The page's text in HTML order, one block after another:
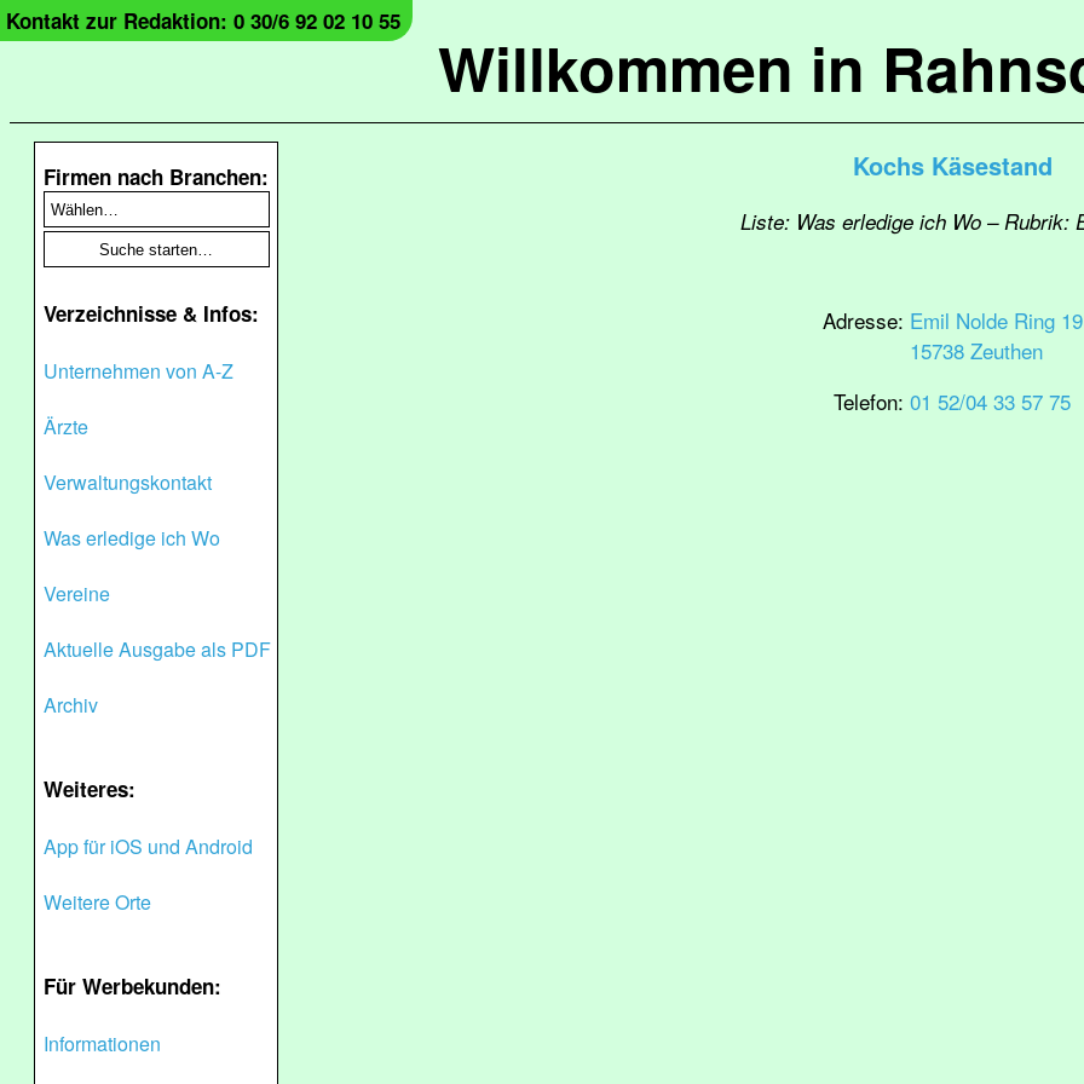
Willkommen in
Kontakt zur Redaktion: 0 30/6 92 02 10 55
Firmen nach Branchen:
Verzeichnisse & Infos:
Unternehmen von A-Z
Ärzte
Verwaltungskontakt
Was erledige ich Wo
Vereine
Aktuelle Ausgabe als PDF
Archiv
Weiteres:
App für iOS und Android
Weitere Orte
Für Werbekunden:
Informationen
Kochs Käsestand
Liste: Was erledige ich Wo – Rubrik:
Adresse: Emil Nolde Ring 19
15738 Zeuthen
Telefon: 01 52/04 33 57 75